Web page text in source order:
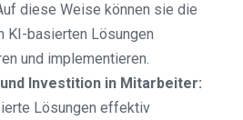
diese Weise können sie die
KI-basierten Lösungen
und implementieren.
Investition in Mitarbeiter:
Lösungen effektiv